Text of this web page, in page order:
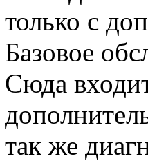
только с
Базовое
Сюда
так же